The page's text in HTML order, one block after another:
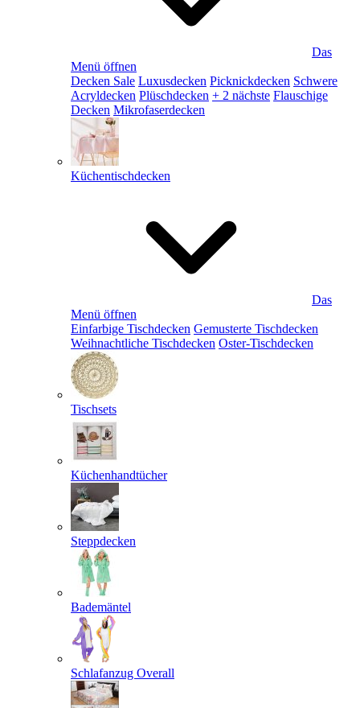
Das
Menü öffnen
Decken Sale Luxusdecken Picknickdecken Schwere
Acryldecken Plüschdecken + 2 nächste Flauschige
Decken Mikrofaserdecken
Küchentischdecken
Das
Menü öffnen
Einfarbige Tischdecken Gemusterte Tischdecken
Weihnachtliche Tischdecken Oster-Tischdecken
Tischsets
Küchenhandtücher
Steppdecken
Bademäntel
Schlafanzug Overall